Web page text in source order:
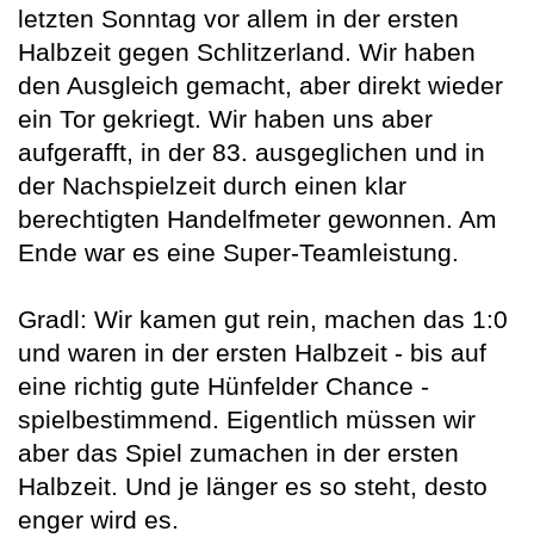
letzten Sonntag vor allem in der ersten
Halbzeit gegen Schlitzerland. Wir haben
den Ausgleich gemacht, aber direkt wieder
ein Tor gekriegt. Wir haben uns aber
aufgerafft, in der 83. ausgeglichen und in
der Nachspielzeit durch einen klar
berechtigten Handelfmeter gewonnen. Am
Ende war es eine Super-Teamleistung.
Gradl: Wir kamen gut rein, machen das 1:0
und waren in der ersten Halbzeit - bis auf
eine richtig gute Hünfelder Chance -
spielbestimmend. Eigentlich müssen wir
aber das Spiel zumachen in der ersten
Halbzeit. Und je länger es so steht, desto
enger wird es.